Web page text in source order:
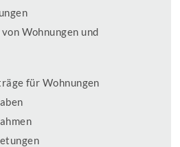
Wohnungen und
für Wohnungen